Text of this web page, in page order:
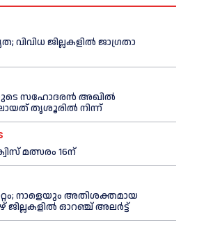
ജില്ലകളിൽ ജാഗ്രതാ
സഹോദരന്‍ അഖില്‍
തൃശൂരില്‍ നിന്ന്
മത്സരം 16ന്
നാളെയും അതിശക്തമായ
ഓറഞ്ച് അലർട്ട്